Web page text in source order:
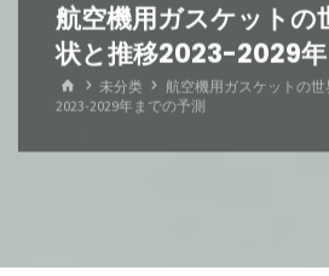
航空機用ガスケットの
状と推移2023-2029
ホ
ー
未分类
航空機用ガスケットの
2023-2029年までの予測